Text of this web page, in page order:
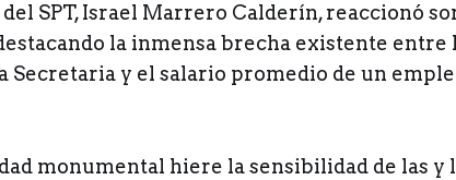
SPT, Israel Marrero Calderín, reaccionó
la inmensa brecha existente entre
Secretaria y el salario promedio de un
monumental hiere la sensibilidad de las y